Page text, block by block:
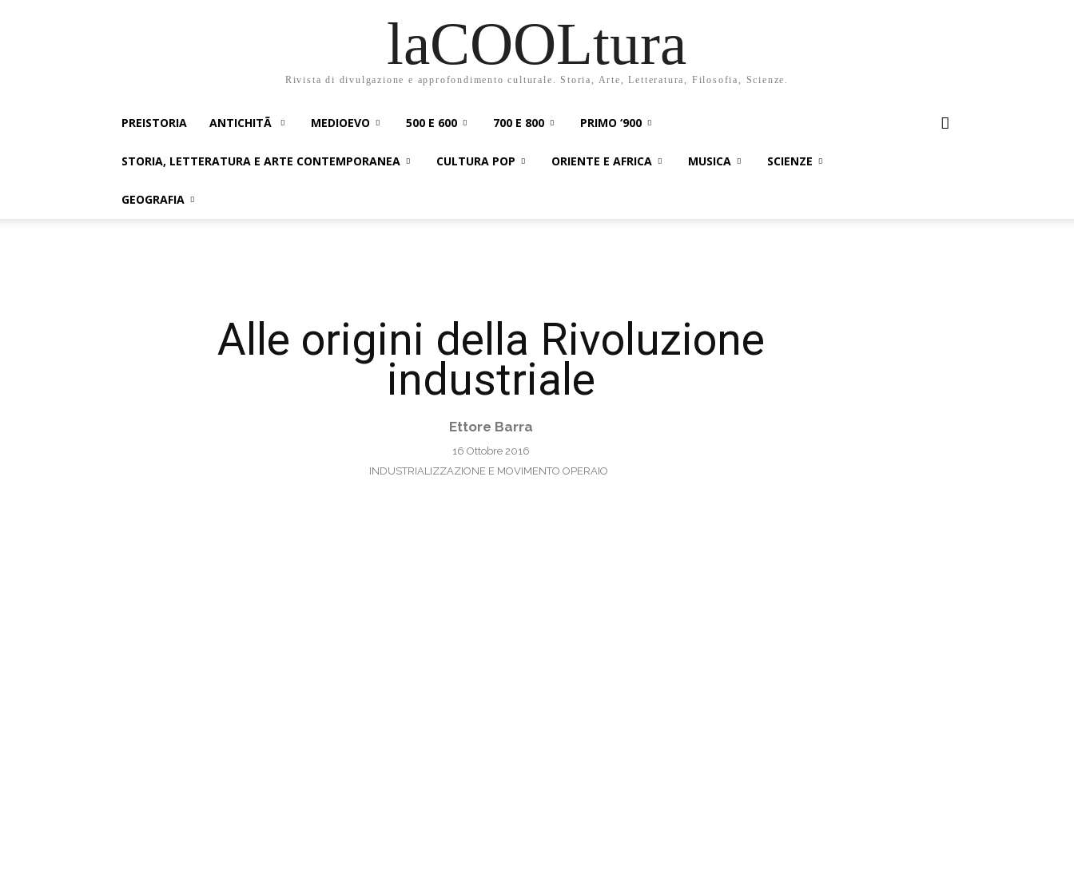
laCOOLtura
Rivista di divulgazione e approfondimento culturale. Storia, Arte, Letteratura, Filosofia, Scienze.
PREISTORIA ANTICHITÃ MEDIOEVO 500 E 600 700 E 800 PRIMO ‘900
STORIA, LETTERATURA E ARTE CONTEMPORANEA CULTURA POP ORIENTE E AFRICA MUSICA SCIENZE
GEOGRAFIA
Alle origini della Rivoluzione
industriale
Ettore Barra
16 Ottobre 2016
INDUSTRIALIZZAZIONE E MOVIMENTO OPERAIO